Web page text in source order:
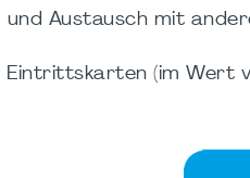
und Austausch mit
Eintrittskarten (im Wert